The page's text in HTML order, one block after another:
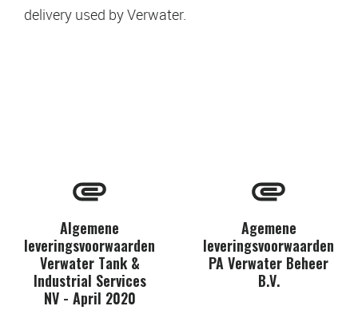
delivery used by Verwater.
Algemene
leveringsvoorwaarden
Verwater Tank &
Industrial Services
NV - April 2020
Agemene
leveringsvoorwaarden
PA Verwater Beheer
B.V.